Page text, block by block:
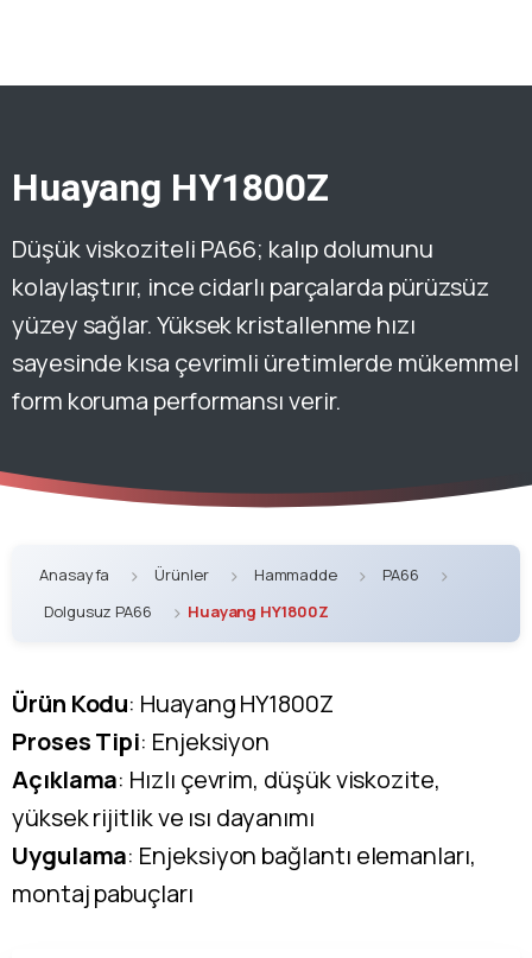
Huayang HY1800Z
Düşük viskoziteli PA66; kalıp dolumunu
kolaylaştırır, ince cidarlı parçalarda pürüzsüz
yüzey sağlar. Yüksek kristallenme hızı
sayesinde kısa çevrimli üretimlerde mükemmel
form koruma performansı verir.
Anasayfa Ürünler Hammadde
PA66
Dolgusuz PA66
Huayang HY1800Z
Ürün Kodu: Huayang HY1800Z
Proses Tipi: Enjeksiyon
Açıklama: Hızlı çevrim, düşük viskozite,
yüksek rijitlik ve ısı dayanımı
Uygulama: Enjeksiyon bağlantı elemanları,
montaj pabuçları